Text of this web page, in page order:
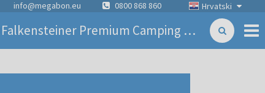
Hrvatski
info@megabon.eu 0800 868 860
Falkensteiner Premium Camping Zadar - Jesenski wellness odmor